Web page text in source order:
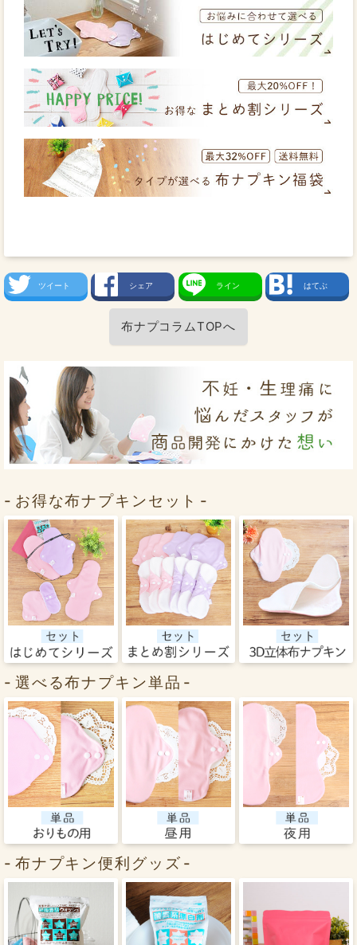
ツイート シェア ライン はてぶ
布ナプコラムTOPへ
お得な布ナプキンセット
選べる布ナプキン単品
布ナプキン便利グッズ